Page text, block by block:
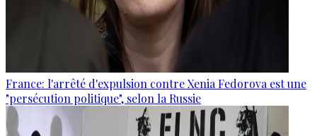
France: l'arrêté d'expulsion contre Xenia Fedorova est une
"persécution politique", selon la Russie